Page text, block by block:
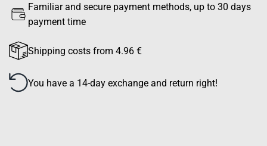
Familiar and secure payment methods, up to 30 days
payment time
Shipping costs from 4.96 €
You have a 14-day exchange and return right!